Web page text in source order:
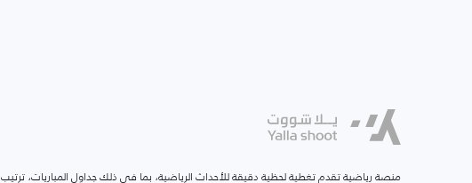
منصة رياضية تقدم تغطية لحظية دقيقة للأحداث الرياضية، بما في ذلك جداول المباريات، ترتيب